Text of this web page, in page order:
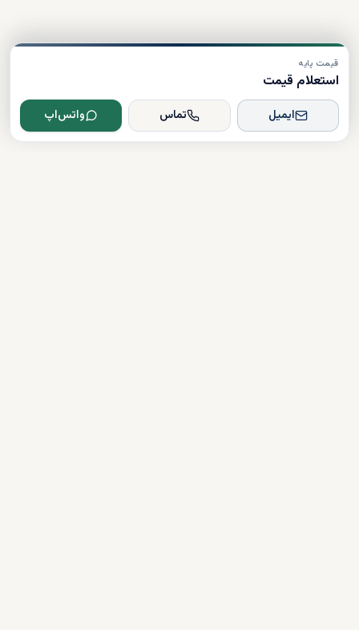
قیمت پایه
استعلام قیمت
ایمیل تماس واتس‌اپ